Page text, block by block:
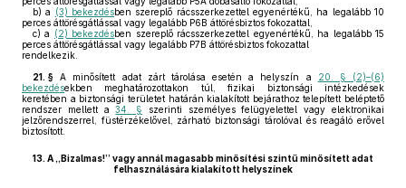
b) a (3) bekezdésben szereplő rácsszerkezettel egyenértékű, ha legalább 10
perces áttörésgátlással vagy legalább P6B áttörésbiztos fokozattal,
c) a (2) bekezdésben szereplő rácsszerkezettel egyenértékű, ha legalább 15
perces áttörésgátlással vagy legalább P7B áttörésbiztos fokozattal
rendelkezik.
21. § A minősített adat zárt tárolása esetén a helyszín a
20. § (2)–(6)
bekezdésekben meghatározottakon túl, fizikai biztonsági intézkedések
keretében a biztonsági területet határán kialakított bejárathoz telepített beléptető
rendszer mellett a34. § szerinti személyes felügyelettel vagy elektronikai
jelzőrendszerrel, füstérzékelővel, zárható biztonsági tárolóval és reagáló erővel
biztosított.
13. A „Bizalmas!” vagy annál magasabb minősítési szintű minősített adat
felhasználására kialakított helyszínek